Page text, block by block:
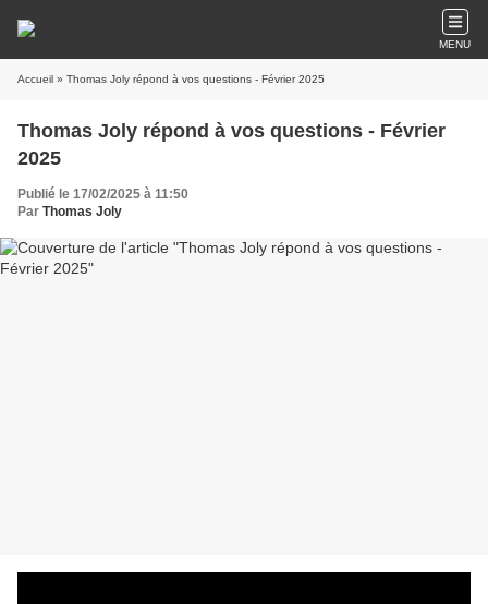
MENU
Accueil » Thomas Joly répond à vos questions - Février 2025
Thomas Joly répond à vos questions - Février
2025
Publié le 17/02/2025 à 11:50
Par Thomas Joly